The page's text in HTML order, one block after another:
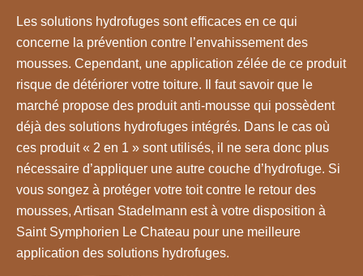
Les solutions hydrofuges sont efficaces en ce qui
concerne la prévention contre l’envahissement des
mousses. Cependant, une application zélée de ce produit
risque de détériorer votre toiture. Il faut savoir que le
marché propose des produit anti-mousse qui possèdent
déjà des solutions hydrofuges intégrés. Dans le cas où
ces produit « 2 en 1 » sont utilisés, il ne sera donc plus
nécessaire d’appliquer une autre couche d’hydrofuge. Si
vous songez à protéger votre toit contre le retour des
mousses, Artisan Stadelmann est à votre disposition à
Saint Symphorien Le Chateau pour une meilleure
application des solutions hydrofuges.